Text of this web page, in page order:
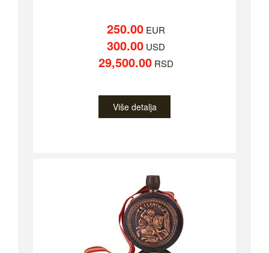
250.00 EUR
300.00 USD
29,500.00 RSD
Više detalja